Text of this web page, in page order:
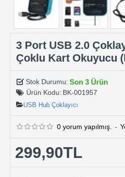
3 Port USB 2.0
Çoklu Kart Okuyucu
Stok Durumu: Son 3 Ürün
Ürün Kodu: BK-001957
USB Hub Çoklayıcı
0 yorum yapılmış. -
299,90TL